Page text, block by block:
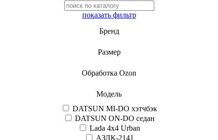
показать фильтр
Бренд
Размер
Обработка Ozon
Модель
DATSUN MI-DO хэтчбэк
DATSUN ON-DO седан
Lada 4x4 Urban
АЗЛК-2141